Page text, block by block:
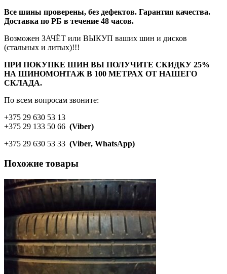
Все шины проверены, без дефектов. Гарантия качества.
Доставка по РБ в течение 48 часов.
Возможен ЗАЧЁТ или ВЫКУП ваших шин и дисков
(стальных и литых)!!!
ПРИ ПОКУПКЕ ШИН ВЫ ПОЛУЧИТЕ СКИДКУ 25%
НА ШИНОМОНТАЖ В 100 МЕТРАХ ОТ НАШЕГО
СКЛАДА.
По всем вопросам звоните:
+375 29 630 53 13
+375 29 133 50 66 (Viber)
+375 29 630 53 33 (Viber, WhatsApp)
Похожие товары